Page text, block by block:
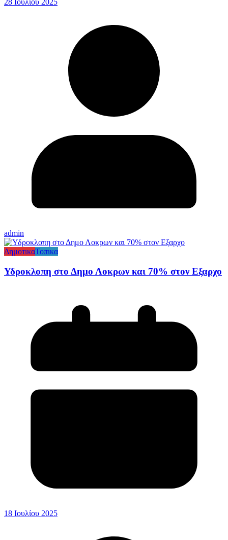
28 Ιουλίου 2025
admin
ΔημοτικαΤοπικα
Υδροκλοπη στο Δημο Λοκρων και 70% στον Εξαρχο
18 Ιουλίου 2025